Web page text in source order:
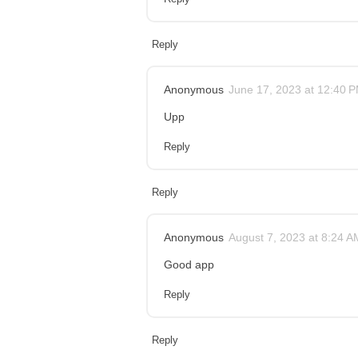
Reply
Anonymous June 17, 2023 at 12:40
Upp
Reply
Reply
Anonymous August 7, 2023 at 8:24
Good app
Reply
Reply